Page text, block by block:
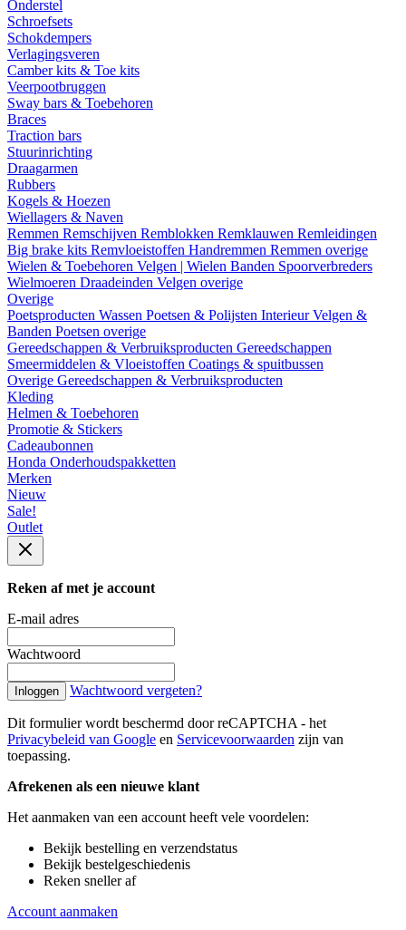
Onderstel
Schroefsets
Schokdempers
Verlagingsveren
Camber kits & Toe kits
Veerpootbruggen
Sway bars & Toebehoren
Braces
Traction bars
Stuurinrichting
Draagarmen
Rubbers
Kogels & Hoezen
Wiellagers & Naven
Remmen Remschijven Remblokken Remklauwen Remleidingen
Big brake kits Remvloeistoffen Handremmen Remmen overige
Wielen & Toebehoren Velgen | Wielen Banden Spoorverbreders
Wielmoeren Draadeinden Velgen overige
Overige
Poetsproducten Wassen Poetsen & Polijsten InterieurVelgen &
Banden Poetsen overige
Gereedschappen & Verbruiksproducten Gereedschappen
Smeermiddelen & Vloeistoffen Coatings & spuitbussen
Overige Gereedschappen & Verbruiksproducten
Kleding
Helmen & Toebehoren
Promotie & Stickers
Cadeaubonnen
Honda Onderhoudspakketten
Merken
Nieuw
Sale!
Outlet
Reken af met je account
E-mail adres
Wachtwoord
Inloggen Wachtwoord vergeten?
Dit formulier wordt beschermd door reCAPTCHA - het
Privacybeleid van Google en Servicevoorwaarden zijn van
toepassing.
Afrekenen als een nieuwe klant
Het aanmaken van een account heeft vele voordelen:
Bekijk bestelling en verzendstatus
Bekijk bestelgeschiedenis
Reken sneller af
Account aanmaken